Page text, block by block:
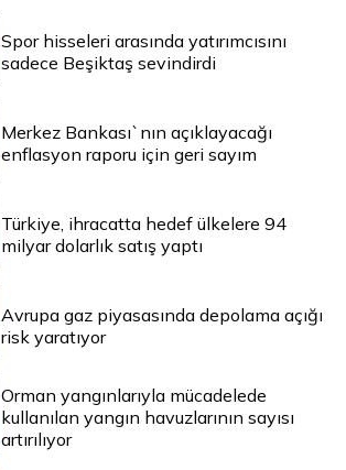
Spor hisseleri arasında yatırımcısını
sadece Beşiktaş sevindirdi
Merkez Bankası`nın açıklayacağı
enflasyon raporu için geri sayım
Türkiye, ihracatta hedef ülkelere 94
milyar dolarlık satış yaptı
Avrupa gaz piyasasında depolama açığı
risk yaratıyor
Orman yangınlarıyla mücadelede
kullanılan yangın havuzlarının sayısı
artırılıyor